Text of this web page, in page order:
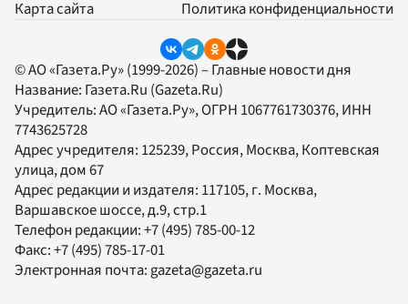
Карта сайта
Политика конфиденциальности
© АО «Газета.Ру» (1999-2026) – Главные новости дня
Название: Газета.Ru (Gazeta.Ru)
Учредитель:АО «Газета.Ру», ОГРН 1067761730376, ИНН
7743625728
Адрес учредителя: 125239, Россия, Москва, Коптевская
улица, дом 67
Адрес редакции и издателя: 117105, г. Москва,
Варшавское шоссе, д.9, стр.1
Телефон редакции:+7 (495) 785-00-12
Факс:+7 (495) 785-17-01
Электронная почта: gazeta@gazeta.ru